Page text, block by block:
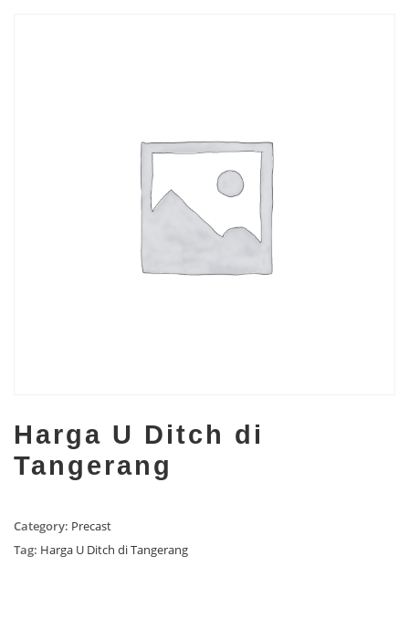
Harga U Ditch di
Tangerang
Category: Precast
Tag: Harga U Ditch di Tangerang